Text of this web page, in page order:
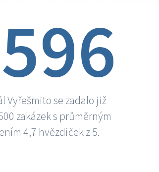
Vyřešmito se zadalo již
zakázek s průměrným
4,7 hvězdiček z 5.